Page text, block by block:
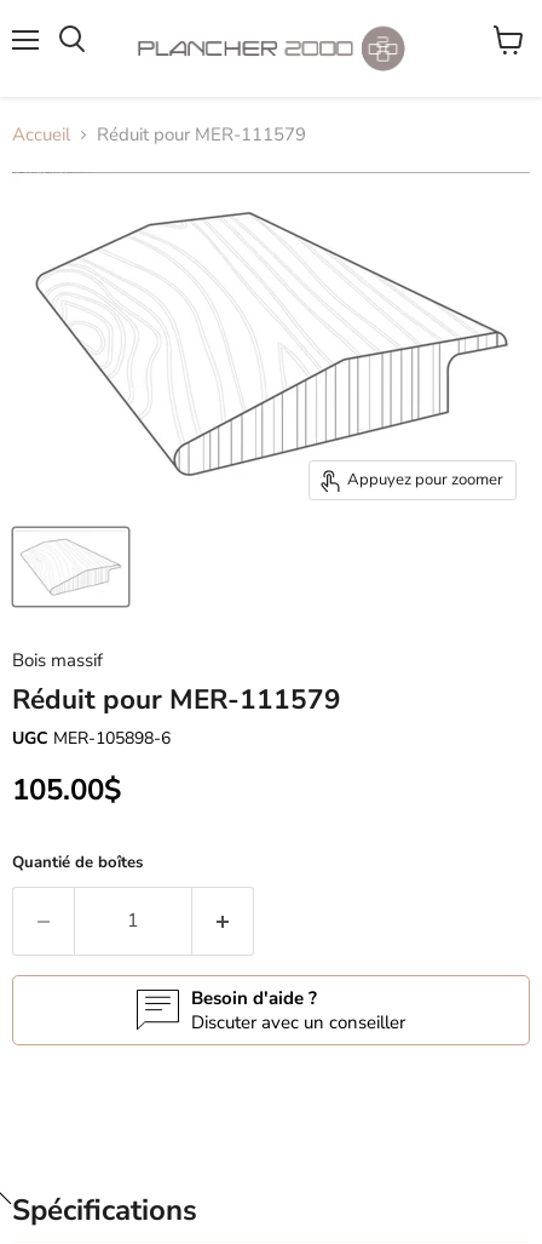
Accueil Réduit pour MER-111579
Appuyez pour zoomer
Bois massif
Réduit pour MER-111579
UGC MER-105898-6
Prix actuel
105.00$
Quantié de boîtes
Besoin d'aide ?
Discuter avec un conseiller
Spécifications